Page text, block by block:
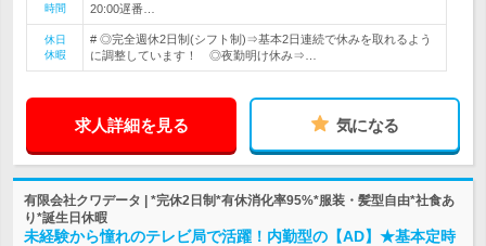
時間
20:00遅番…
休日
休暇
# ◎完全週休2日制(シフト制)⇒基本2日連続で休みを取れるよう
に調整しています！ ◎夜勤明け休み⇒…
求人詳細を見る 気になる
有限会社クワデータ | *完休2日制*有休消化率95%*服装・髪型自由*社食あ
り*誕生日休暇
未経験から憧れのテレビ局で活躍！内勤型の【AD】★基本定時